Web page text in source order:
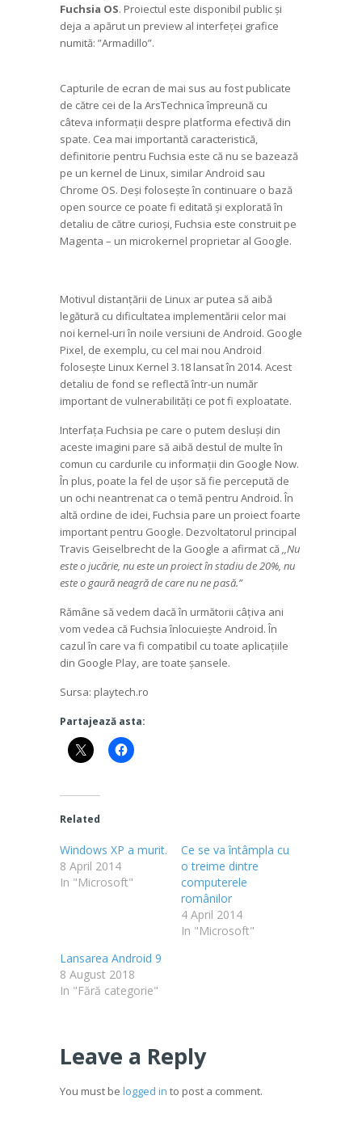
Fuchsia OS. Proiectul este disponibil public și
deja a apărut un preview al interfeței grafice
numită: ”Armadillo”.
Capturile de ecran de mai sus au fost publicate
de către cei de la ArsTechnica împreună cu
câteva informații despre platforma efectivă din
spate. Cea mai importantă caracteristică,
definitorie pentru Fuchsia este că nu se bazează
pe un kernel de Linux, similar Android sau
Chrome OS. Deși folosește în continuare o bază
open source ce poate fi editată și explorată în
detaliu de către curioși, Fuchsia este construit pe
Magenta – un microkernel proprietar al Google.
Motivul distanțării de Linux ar putea să aibă
legătură cu dificultatea implementării celor mai
noi kernel-uri în noile versiuni de Android. Google
Pixel, de exemplu, cu cel mai nou Android
folosește Linux Kernel 3.18 lansat în 2014. Acest
detaliu de fond se reflectă într-un număr
important de vulnerabilități ce pot fi exploatate.
Interfața Fuchsia pe care o putem desluși din
aceste imagini pare să aibă destul de multe în
comun cu cardurile cu informații din Google Now.
În plus, poate la fel de ușor să fie percepută de
un ochi neantrenat ca o temă pentru Android. În
altă ordine de idei, Fuchsia pare un proiect foarte
important pentru Google. Dezvoltatorul principal
Travis Geiselbrecht de la Google a afirmat că,,Nu
este o jucărie, nu este un proiect în stadiu de 20%, nu
este o gaură neagră de care nu ne pasă.”
Rămâne să vedem dacă în următorii câțiva ani
vom vedea că Fuchsia înlocuiește Android. În
cazul în care va fi compatibil cu toate aplicațiile
din Google Play, are toate șansele.
Sursa: playtech.ro
Partajează asta:
Related
Windows XP a murit.
8 April 2014
In "Microsoft"
Ce se va întâmpla cu
o treime dintre
computerele
românilor
4 April 2014
In "Microsoft"
Lansarea Android 9
8 August 2018
In "Fără categorie"
Leave a Reply
You must be logged in to post a comment.